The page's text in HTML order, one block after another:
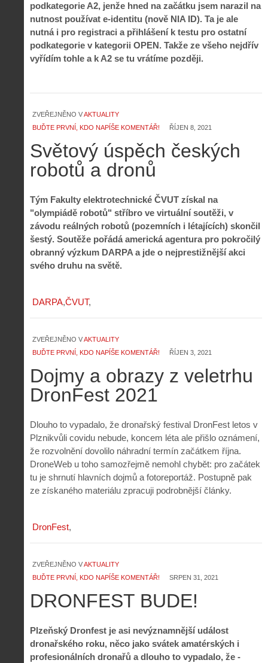
podkategorie A2, jenže hned na začátku jsem narazil na
nutnost používat e-identitu (nově NIA ID). Ta je ale
nutná i pro registraci a přihlášení k testu pro ostatní
podkategorie v kategorii OPEN. Takže ze všeho nejdřív
vyřídím tohle a k A2 se tu vrátíme později.
ZVEŘEJNĚNO VAKTUALITY
BUĎTE PRVNÍ, KDO NAPÍŠE KOMENTÁŘ!
ŘÍJEN 8, 2021
Světový úspěch českých
robotů a dronů
Tým Fakulty elektrotechnické ČVUT získal na
"olympiádě robotů" stříbro ve virtuální soutěži, v
závodu reálných robotů (pozemních i létajících) skončil
šestý. Soutěže pořádá americká agentura pro pokročilý
obranný výzkum DARPA a jde o nejprestižnější akci
svého druhu na světě.
DARPA ČVUT
ZVEŘEJNĚNO VAKTUALITY
BUĎTE PRVNÍ, KDO NAPÍŠE KOMENTÁŘ!
ŘÍJEN 3, 2021
Dojmy a obrazy z veletrhu
DronFest 2021
Dlouho to vypadalo, že dronařský festival DronFest letos v
Plznikvůli covidu nebude, koncem léta ale přišlo oznámení,
že rozvolnění dovolilo náhradní termín začátkem října.
DroneWeb u toho samozřejmě nemohl chybět: pro začátek
tu je shrnutí hlavních dojmů a fotoreportáž. Postupně pak
ze získaného materiálu zpracuji podrobnější články.
DronFest
ZVEŘEJNĚNO VAKTUALITY
BUĎTE PRVNÍ, KDO NAPÍŠE KOMENTÁŘ!
SRPEN 31, 2021
DRONFEST BUDE!
Plzeňský Dronfest je asi nevýznamnější událost
dronařského roku, něco jako svátek amatérských i
profesionálních dronařů a dlouho to vypadalo, že -